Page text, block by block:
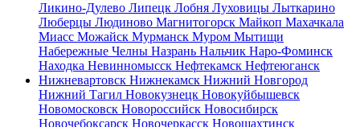
Ликино-Дулево Липецк Лобня Луховицы Лыткарино
Люберцы Людиново Магнитогорск Майкоп Махачкала
Миасс Можайск Мурманск Муром Мытищи
Набережные Челны Назрань Нальчик Наро-Фоминск
Находка Невинномысск Нефтекамск Нефтеюганск
Нижневартовск Нижнекамск Нижний Новгород
Нижний Тагил Новокузнецк Новокуйбышевск
Новомосковск Новороссийск Новосибирск
Новочебоксарск Новочеркасск Новошахтинск